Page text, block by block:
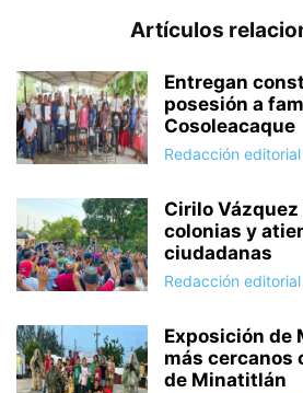
Artículos
Entregan
posesión a
Cosoleacaque
Redacción editorial
Cirilo
colonias y
ciudadanas
Redacción editorial
Exposición de
más cercanos
de Minatitlán